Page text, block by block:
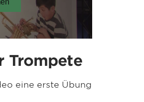
Trompete
eine erste Übung